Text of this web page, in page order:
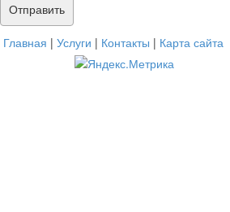
Главная | Услуги | Контакты | Карта сайта